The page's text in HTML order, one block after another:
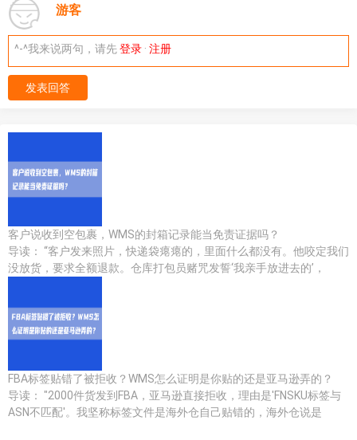
游客
^-^我来说两句，请先登录 · 注册
发表回答
客户说收到空包裹，WMS的封箱记录能当免责证据吗？
导读： “客户发来照片，快递袋瘪瘪的，里面什么都没有。他咬定我们
没放货，要求全额退款。仓库打包员赌咒发誓‘我亲手放进去的’，
FBA标签贴错了被拒收？WMS怎么证明是你贴的还是亚马逊弄的？
导读： "2000件货发到FBA，亚马逊直接拒收，理由是'FNSKU标签与
ASN不匹配'。我坚称标签文件是海外仓自己贴错的，海外仓说是